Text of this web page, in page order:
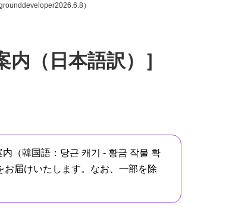
）
（日本語訳）］
（韓国語：당근 캐기 - 황금 작물 확
届けいたします。なお、一部を除